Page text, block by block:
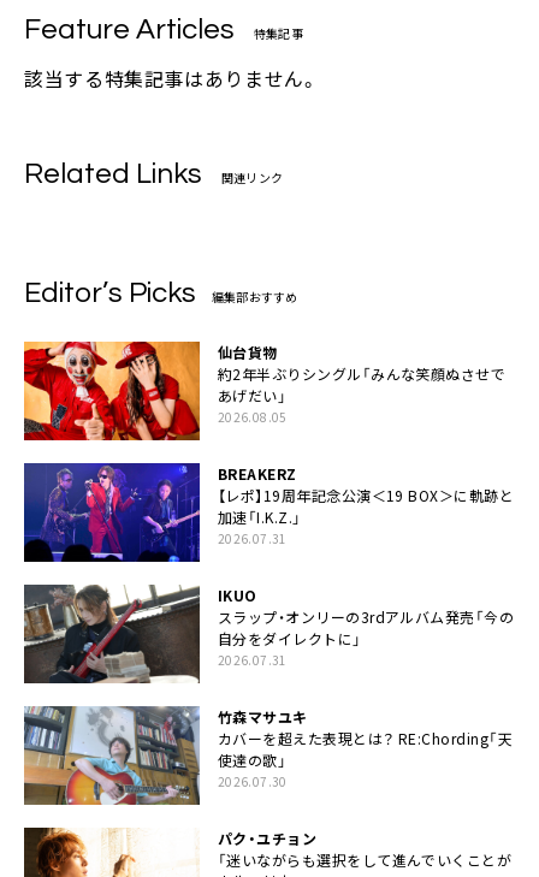
Feature Articles 特集記事
該当する特集記事はありません。
Related Links 関連リンク
Editor’s Picks 編集部おすすめ
仙台貨物
約2年半ぶりシングル「みんな笑顔ぬさせで
あげだい」
2026.08.05
BREAKERZ
【レポ】19周年記念公演＜19 BOX＞に軌跡と
加速「I.K.Z.」
2026.07.31
IKUO
スラップ・オンリーの3rdアルバム発売「今の
自分をダイレクトに」
2026.07.31
竹森マサユキ
カバーを超えた表現とは？ RE:Chording「天
使達の歌」
2026.07.30
パク・ユチョン
「迷いながらも選択をして進んでいくことが